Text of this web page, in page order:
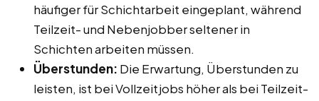
häufiger für Schichtarbeit eingeplant, während
Teilzeit- und Nebenjobber seltener in
Schichten arbeiten müssen.
Überstunden: Die Erwartung, Überstunden zu
leisten, ist bei Vollzeitjobs höher als bei Teilzeit-